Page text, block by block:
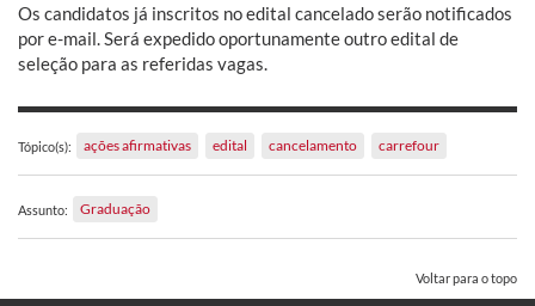
Os candidatos já inscritos no edital cancelado serão notificados
por e-mail. Será expedido oportunamente outro edital de
seleção para as referidas vagas.
Tópico(s): ações afirmativas edital cancelamento carrefour
Assunto: Graduação
Voltar para o topo